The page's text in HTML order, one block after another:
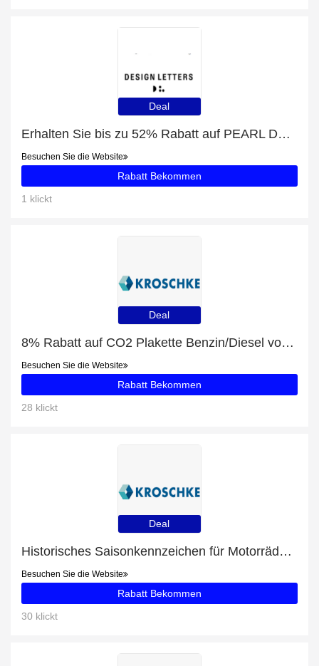
Deal
Erhalten Sie bis zu 52% Rabatt auf PEARL DROP DOUBLE HOOP
Besuchen Sie die Website
Rabatt Bekommen
1 klickt
Deal
8% Rabatt auf CO2 Plakette Benzin/Diesel von Planet & You
Besuchen Sie die Website
Rabatt Bekommen
28 klickt
Deal
Historisches Saisonkennzeichen für Motorräder Sonderangebot: bis zu 8% Rabatt
Besuchen Sie die Website
Rabatt Bekommen
30 klickt